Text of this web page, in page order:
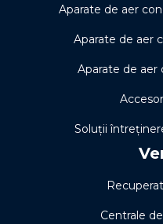
Aparate de aer
Aparate de aer
Aparate de
Soluţii
Centrale